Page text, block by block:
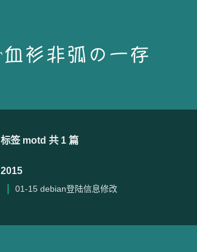
标签 motd 共 1 篇
2015
01-15 debian登陆信息修改